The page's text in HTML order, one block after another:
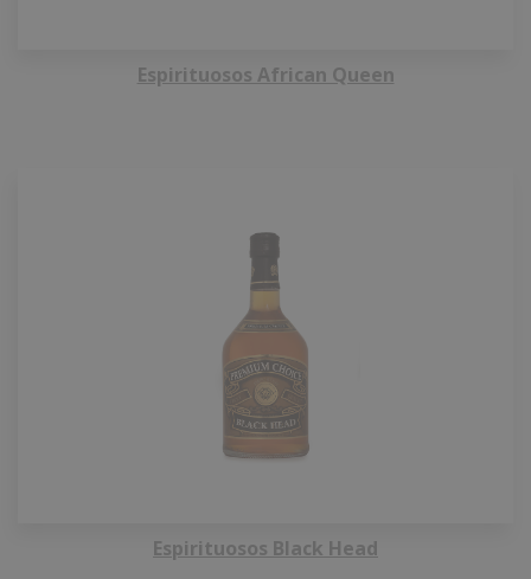
Espirituosos African Queen
Espirituosos Black Head